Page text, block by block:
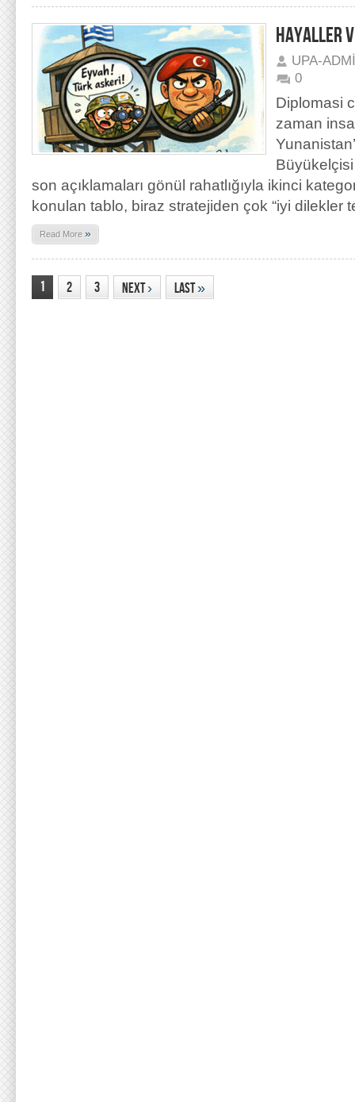
HAYALLER
UPA-
0
Diplomasi
zaman
Büyükelçisi
son açıklamaları gönül rahatlığıyla ikinci
konulan tablo, biraz stratejiden çok “iyi dilekler
Read More »
1 2 3 Next› Last»